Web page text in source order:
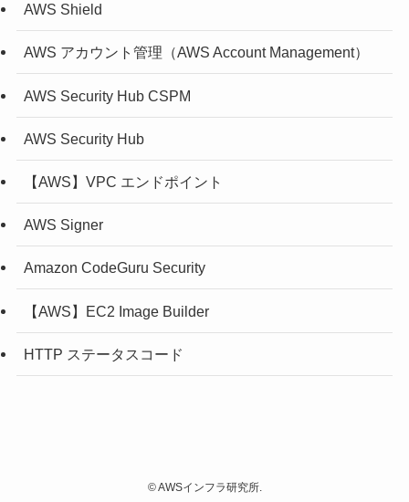
AWS Shield
AWS アカウント管理（AWS Account Management）
AWS Security Hub CSPM
AWS Security Hub
【AWS】VPC エンドポイント
AWS Signer
Amazon CodeGuru Security
【AWS】EC2 Image Builder
HTTP ステータスコード
©AWSインフラ研究所.